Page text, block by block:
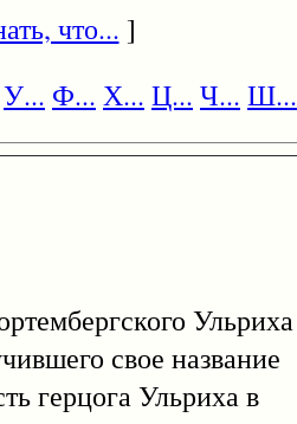
что... ]
У... Ф... Х... Ц... Ч... Ш...
Ульриха
свое название
герцога Ульриха в